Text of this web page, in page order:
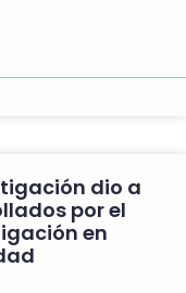
dio a
por el
en